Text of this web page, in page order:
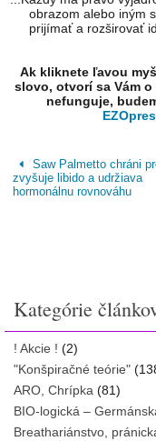
obrazom alebo iným
prijímať a rozširovať
Ak kliknete ľavou
slovo, otvorí sa Vám
nefunguje,
Saw Palmetto chráni
zvyšuje libido a udržiava
hormonálnu rovnováhu
Kategórie
! Akcie ! (2)
"Konšpiračné teórie"
ARO, Chrípka (81)
BIO-logická –
Breathariánstvo,